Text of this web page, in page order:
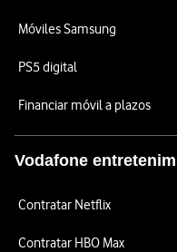
Móviles Samsung
PS5 digital
Financiar móvil a plazos
Vodafone
Contratar Netflix
Contratar HBO Max